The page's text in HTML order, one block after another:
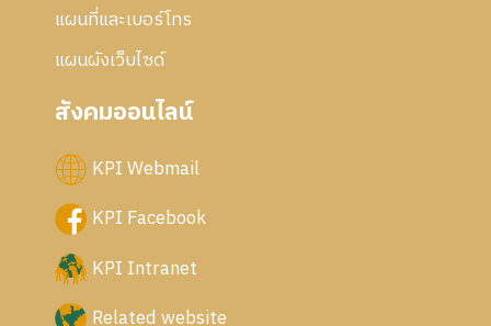
แผนที่และเบอร์โทร
แผนผังเว็บไซด์
สังคมออนไลน์
KPI Webmail
KPI Facebook
KPI Intranet
Related website